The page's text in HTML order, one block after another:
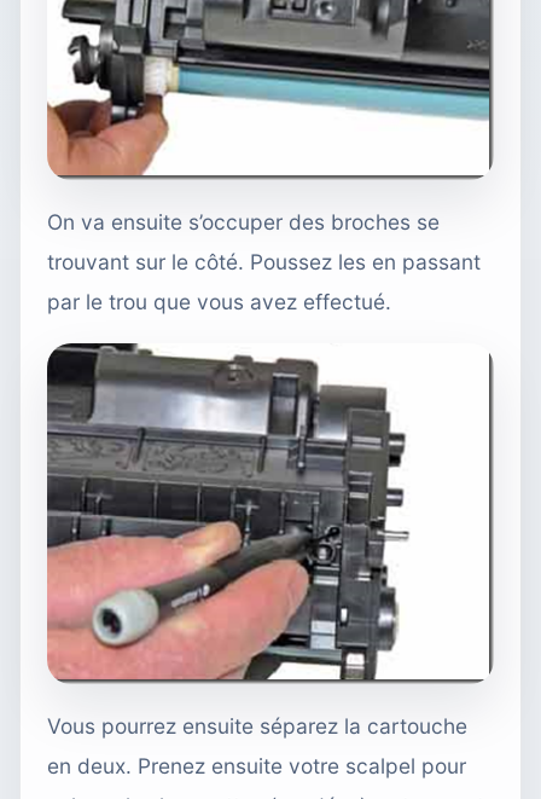
On va ensuite s’occuper des broches se
trouvant sur le côté. Poussez les en passant
par le trou que vous avez effectué.
Vous pourrez ensuite séparez la cartouche
en deux. Prenez ensuite votre scalpel pour